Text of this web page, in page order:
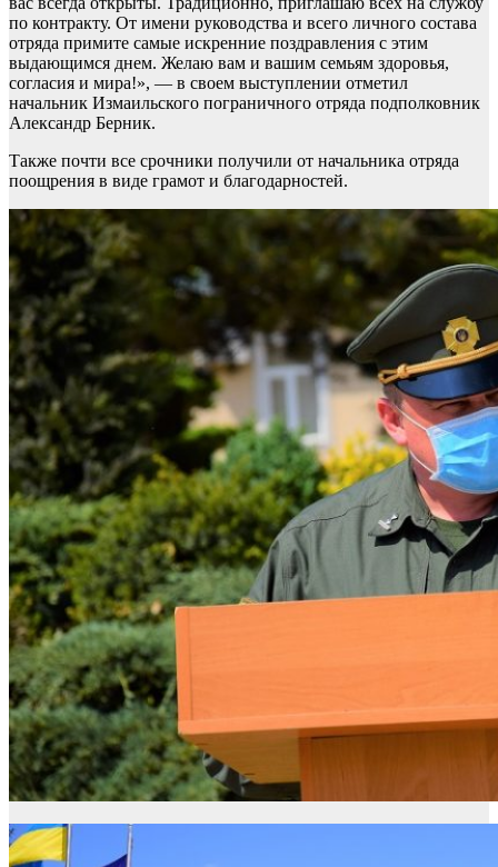
по контракту. От имени руководства и всего личного состава
отряда примите самые искренние поздравления с этим
выдающимся днем. Желаю вам и вашим семьям здоровья,
согласия и мира!», — в своем выступлении отметил
начальник Измаильского пограничного отряда подполковник
Александр Берник.
Также почти все срочники получили от начальника отряда
поощрения в виде грамот и благодарностей.